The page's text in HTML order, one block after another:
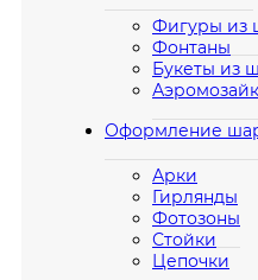
Фигуры из
Фонтаны
Букеты из
Оформление
Арки
Гирлянды
Фотозоны
Стойки
Цепочки